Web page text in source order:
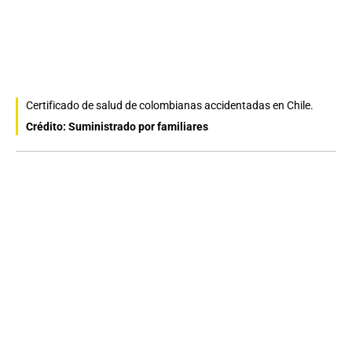
Certificado de salud de colombianas accidentadas en Chile.
Crédito: Suministrado por familiares